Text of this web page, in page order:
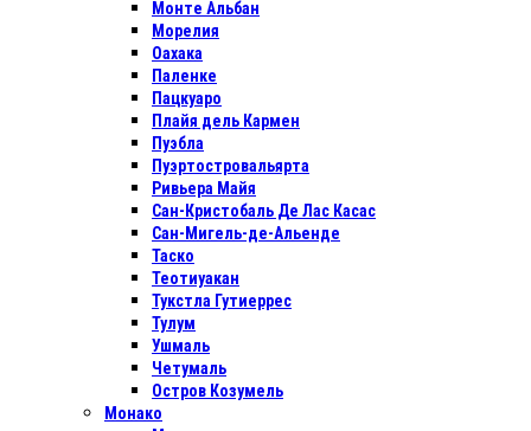
Монте Альбан
Морелия
Оахака
Паленке
Пацкуаро
Плайя дель Кармен
Пуэбла
Пуэртостровальярта
Ривьера Майя
Сан-Кристобаль Де Лас Касас
Сан-Мигель-де-Альенде
Таско
Теотиуакан
Тукстла Гутиеррес
Тулум
Ушмаль
Четумаль
Остров Козумель
Монако